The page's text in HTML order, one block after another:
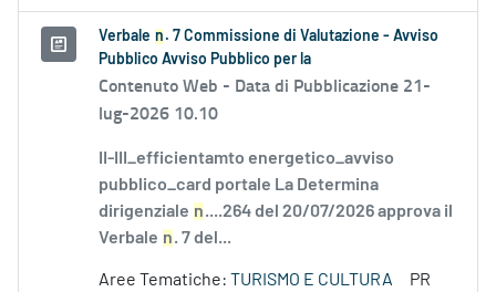
Verbale n . 7 Commissione di Valutazione - Avviso
Pubblico Avviso Pubblico per la
Contenuto Web - Data di Pubblicazione 21-
lug-2026 10.10
II-III_efficientamto energetico_avviso
pubblico_card portale La Determina
dirigenziale n....264 del 20/07/2026 approva il
Verbale n. 7 del...
Aree Tematiche: TURISMO E CULTURA
PR